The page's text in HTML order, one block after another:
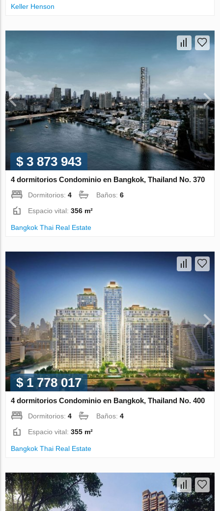
Keller Henson
$ 3 873 943
4 dormitorios Condominio en Bangkok, Thailand No. 370
Dormitorios:4 Baños:6
Espacio vital:356 m²
Bangkok Thai Real Estate
$ 1 778 017
4 dormitorios Condominio en Bangkok, Thailand No. 400
Dormitorios:4 Baños:4
Espacio vital:355 m²
Bangkok Thai Real Estate